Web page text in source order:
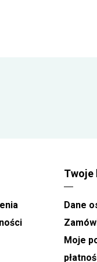
Twoje
Dane
Moje